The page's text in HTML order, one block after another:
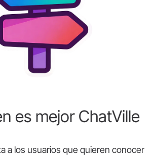
es mejor ChatVille
a los usuarios que quieren conocer